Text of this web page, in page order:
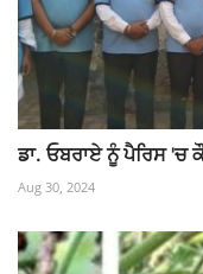
ਡਾ. ਓਬਰਾਏ ਨੂੰ ਪੈਰਿਸ 'ਚ
Aug 30, 2024